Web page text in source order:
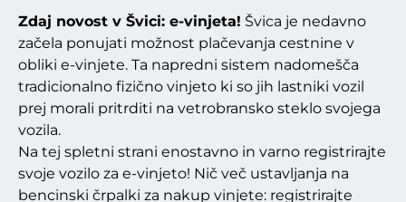
Zdaj novost v Švici: e-vinjeta! Švica je nedavno
začela ponujati možnost plačevanja cestnine v
obliki e-vinjete. Ta napredni sistem nadomešča
tradicionalno fizično vinjeto ki so jih lastniki vozil
prej morali pritrditi na vetrobransko steklo svojega
vozila.
Na tej spletni strani enostavno in varno registrirajte
svoje vozilo za e-vinjeto! Nič več ustavljanja na
bencinski črpalki za nakup vinjete: registrirajte